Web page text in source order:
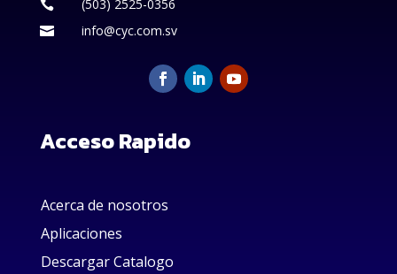
 (503) 2525-0356
 info@cyc.com.sv
Acceso Rapido
Acerca de nosotros
Aplicaciones
Descargar Catalogo